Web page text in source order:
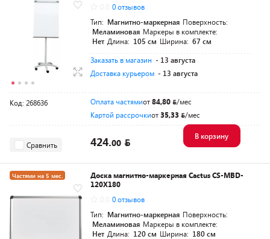
0 отзывов
Тип: Магнитно-маркерная Поверхность:
Меламиновая Маркеры в комплекте:
Нет Длина: 105 см Ширина: 67 см
Заказать в магазин - 13 августа
Доставка курьером - 13 августа
Код: 268636 Оплата частямиот84,80
/мес
Картой рассрочкиот35,33 /мес
Сравнить 424.00
В корзину
Частями на 5 мес.
Доска магнитно-маркерная Cactus CS-MBD-
120X180
0 отзывов
Тип: Магнитно-маркерная Поверхность:
Меламиновая Маркеры в комплекте:
Нет Длина: 120 см Ширина: 180 см